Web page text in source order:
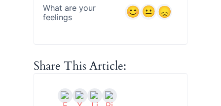
What are your
feelings
Share This Article: